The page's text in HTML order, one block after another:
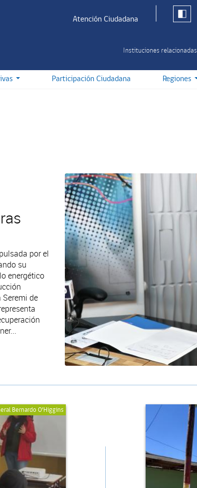
Atención Ciudadana
Instituciones relacionadas
Participación Ciudadana Regiones
por el
su
energético
de
Bernardo O’Higgins